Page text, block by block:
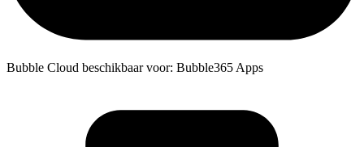
Bubble Cloud beschikbaar voor: Bubble365 Apps